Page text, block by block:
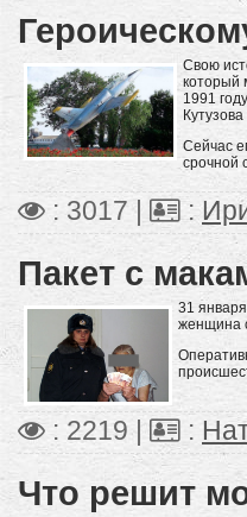
Свою
который
1991
Сейчас
срочной
: 3017 | :
Пакет с
31
женщина
: 2219 | :
Что решит